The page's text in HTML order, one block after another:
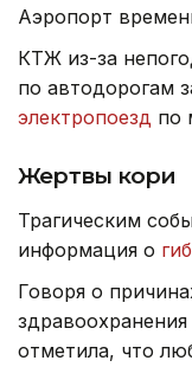
Аэропорт
КТЖ из-за
по автодорогам
электропоезд по
Жертвы кори
Трагическим
информация о
Говоря о
отметила, что